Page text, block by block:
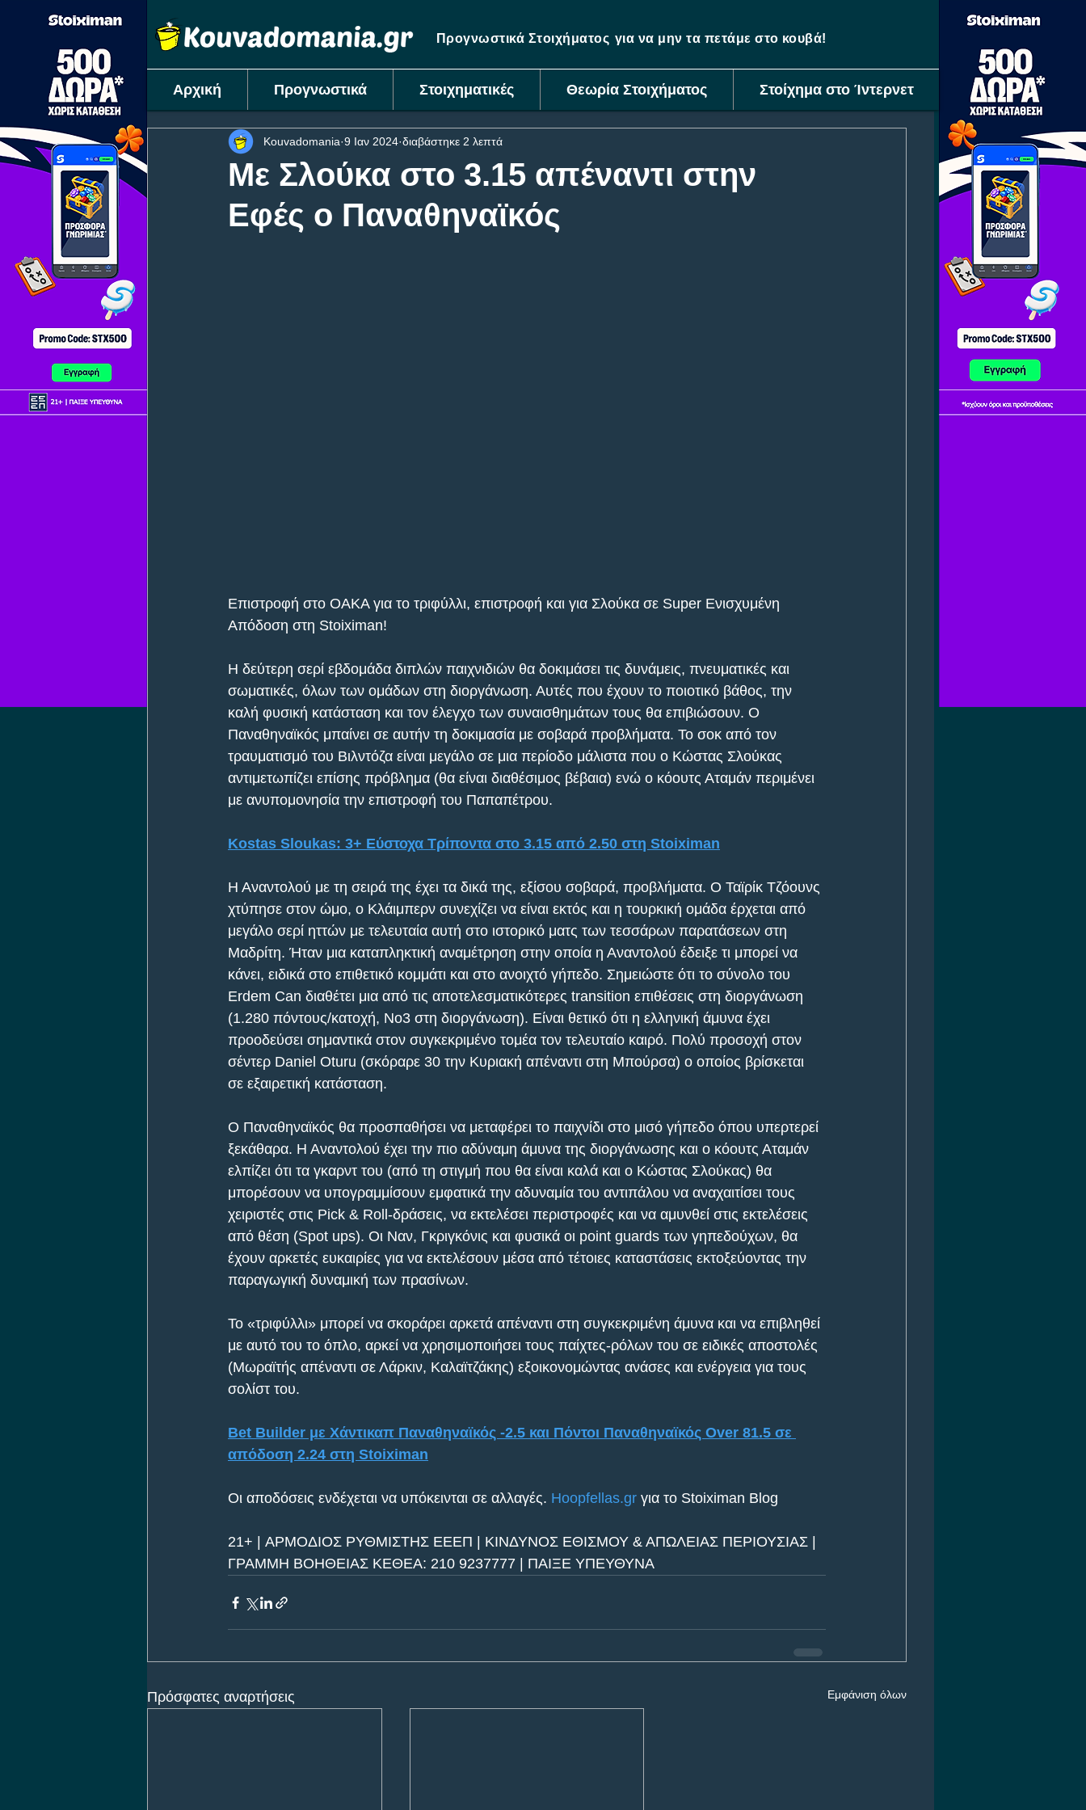
Προγνωστικά Στοιχήματος για να μην τα πετάμε στο κουβά!
Αρχική Προγνωστικά Στοιχηματικές Θεωρία Στοιχήματος Στοίχημα στο Ίντερνετ
Mε Σλούκα στο 3.15 απέναντι στην
Εφές ο Παναθηναϊκός
Kouvadomania 9 Ιαν 2024 διαβάστηκε 2 λεπτά
Επιστροφή στο ΟΑΚΑ για το τριφύλλι, επιστροφή και για Σλούκα σε Super Ενισχυμένη
Απόδοση στη Stoiximan!
Η δεύτερη σερί εβδομάδα διπλών παιχνιδιών θα δοκιμάσει τις δυνάμεις, πνευματικές και
σωματικές, όλων των ομάδων στη διοργάνωση. Αυτές που έχουν το ποιοτικό βάθος, την
καλή φυσική κατάσταση και τον έλεγχο των συναισθημάτων τους θα επιβιώσουν. Ο
Παναθηναϊκός μπαίνει σε αυτήν τη δοκιμασία με σοβαρά προβλήματα. Το σοκ από τον
τραυματισμό του Βιλντόζα είναι μεγάλο σε μια περίοδο μάλιστα που ο Κώστας Σλούκας
αντιμετωπίζει επίσης πρόβλημα (θα είναι διαθέσιμος βέβαια) ενώ ο κόουτς Αταμάν περιμένει
με ανυπομονησία την επιστροφή του Παπαπέτρου.
Kostas Sloukas: 3+ Εύστοχα Τρίποντα στο 3.15 από 2.50 στη Stoiximan
Η Αναντολού με τη σειρά της έχει τα δικά της, εξίσου σοβαρά, προβλήματα. Ο Ταϊρίκ Τζόουνς
χτύπησε στον ώμο, ο Κλάιμπερν συνεχίζει να είναι εκτός και η τουρκική ομάδα έρχεται από
μεγάλο σερί ηττών με τελευταία αυτή στο ιστορικό ματς των τεσσάρων παρατάσεων στη
Μαδρίτη. Ήταν μια καταπληκτική αναμέτρηση στην οποία η Αναντολού έδειξε τι μπορεί να
κάνει, ειδικά στο επιθετικό κομμάτι και στο ανοιχτό γήπεδο. Σημειώστε ότι το σύνολο του
Erdem Can διαθέτει μια από τις αποτελεσματικότερες transition επιθέσεις στη διοργάνωση
(1.280 πόντους/κατοχή, Νο3 στη διοργάνωση). Είναι θετικό ότι η ελληνική άμυνα έχει
προοδεύσει σημαντικά στον συγκεκριμένο τομέα τον τελευταίο καιρό. Πολύ προσοχή στον
σέντερ Daniel Oturu (σκόραρε 30 την Κυριακή απέναντι στη Μπούρσα) ο οποίος βρίσκεται
σε εξαιρετική κατάσταση.
Ο Παναθηναϊκός θα προσπαθήσει να μεταφέρει το παιχνίδι στο μισό γήπεδο όπου υπερτερεί
ξεκάθαρα. Η Αναντολού έχει την πιο αδύναμη άμυνα της διοργάνωσης και ο κόουτς Αταμάν
ελπίζει ότι τα γκαρντ του (από τη στιγμή που θα είναι καλά και ο Κώστας Σλούκας) θα
μπορέσουν να υπογραμμίσουν εμφατικά την αδυναμία του αντιπάλου να αναχαιτίσει τους
χειριστές στις Pick & Roll-δράσεις, να εκτελέσει περιστροφές και να αμυνθεί στις εκτελέσεις
από θέση (Spot ups). Οι Ναν, Γκριγκόνις και φυσικά οι point guards των γηπεδούχων, θα
έχουν αρκετές ευκαιρίες για να εκτελέσουν μέσα από τέτοιες καταστάσεις εκτοξεύοντας την
παραγωγική δυναμική των πρασίνων.
Το «τριφύλλι» μπορεί να σκοράρει αρκετά απέναντι στη συγκεκριμένη άμυνα και να επιβληθεί
με αυτό του το όπλο, αρκεί να χρησιμοποιήσει τους παίχτες-ρόλων του σε ειδικές αποστολές
(Μωραϊτής απέναντι σε Λάρκιν, Καλαϊτζάκης) εξοικονομώντας ανάσες και ενέργεια για τους
σολίστ του.
Bet Builder με Χάντικαπ Παναθηναϊκός -2.5 και Πόντοι Παναθηναϊκός Over 81.5 σε
απόδοση 2.24 στη Stoiximan
Οι αποδόσεις ενδέχεται να υπόκεινται σε αλλαγές. Hoopfellas.gr για το Stoiximan Blog
21+ | ΑΡΜΟΔΙΟΣ ΡΥΘΜΙΣΤΗΣ ΕΕΕΠ | ΚΙΝΔΥΝΟΣ ΕΘΙΣΜΟΥ & ΑΠΩΛΕΙΑΣ ΠΕΡΙΟΥΣΙΑΣ |
ΓΡΑΜΜΗ ΒΟΗΘΕΙΑΣ ΚΕΘΕΑ: 210 9237777 | ΠΑΙΞΕ ΥΠΕΥΘΥΝΑ
Πρόσφατες αναρτήσεις Εμφάνιση όλων